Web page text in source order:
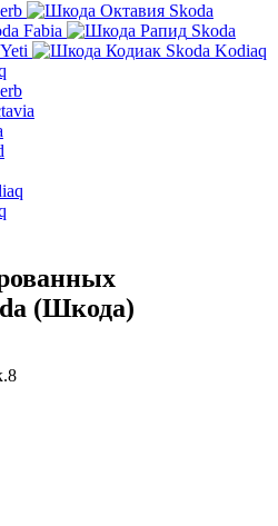
Skoda
Fabia
Skoda
Skoda Kodiaq
(Шкода)